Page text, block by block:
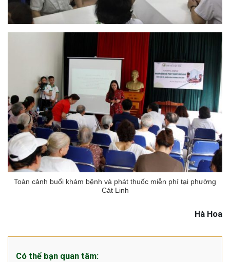
Toàn cảnh buổi khám bệnh và phát thuốc miễn phí tại phường
Cát Linh
Hà Hoa
Có thể bạn quan tâm: